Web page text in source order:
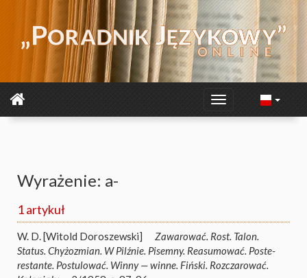
Wyrażenie: a-
1 artykuł
W. D. [Witold Doroszewski]
Zawarować. Rost. Talon.
Status. Chyżozmian. W Pilźnie. Pisemny. Reasumować. Poste-
restante. Postulować. Winny — winne. Fiński. Rozczarować.